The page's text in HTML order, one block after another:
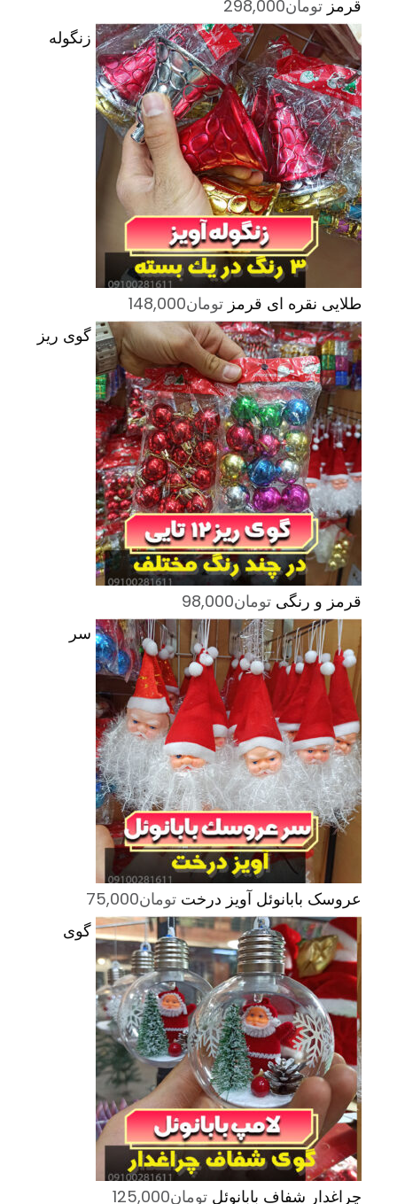
قرمز تومان298,000
زنگوله
طلایی نقره ای قرمز تومان148,000
گوی ریز
قرمز و رنگی تومان98,000
سر
عروسک بابانوئل آویز درخت تومان75,000
گوی
چراغدار شفاف بابانوئل تومان125,000